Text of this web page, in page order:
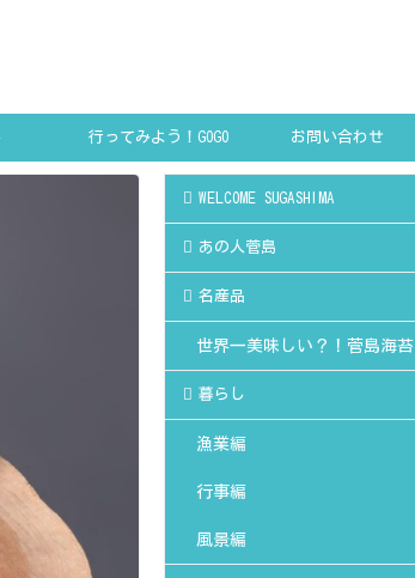
行ってみよう！GOGO お問い合わせ
WELCOME SUGASHIMA
あの人菅島
名産品
世界一美味しい？！菅島海苔
暮らし
漁業編
行事編
風景編